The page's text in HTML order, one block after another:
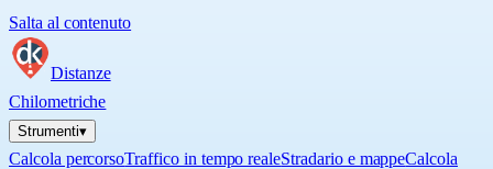
Salta al contenuto
Distanze
Chilometriche
Strumenti▾
Calcola percorsoTraffico in tempo realeStradario e mappeCalcola